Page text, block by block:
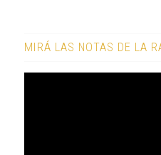
MIRÁ LAS NOTAS DE LA